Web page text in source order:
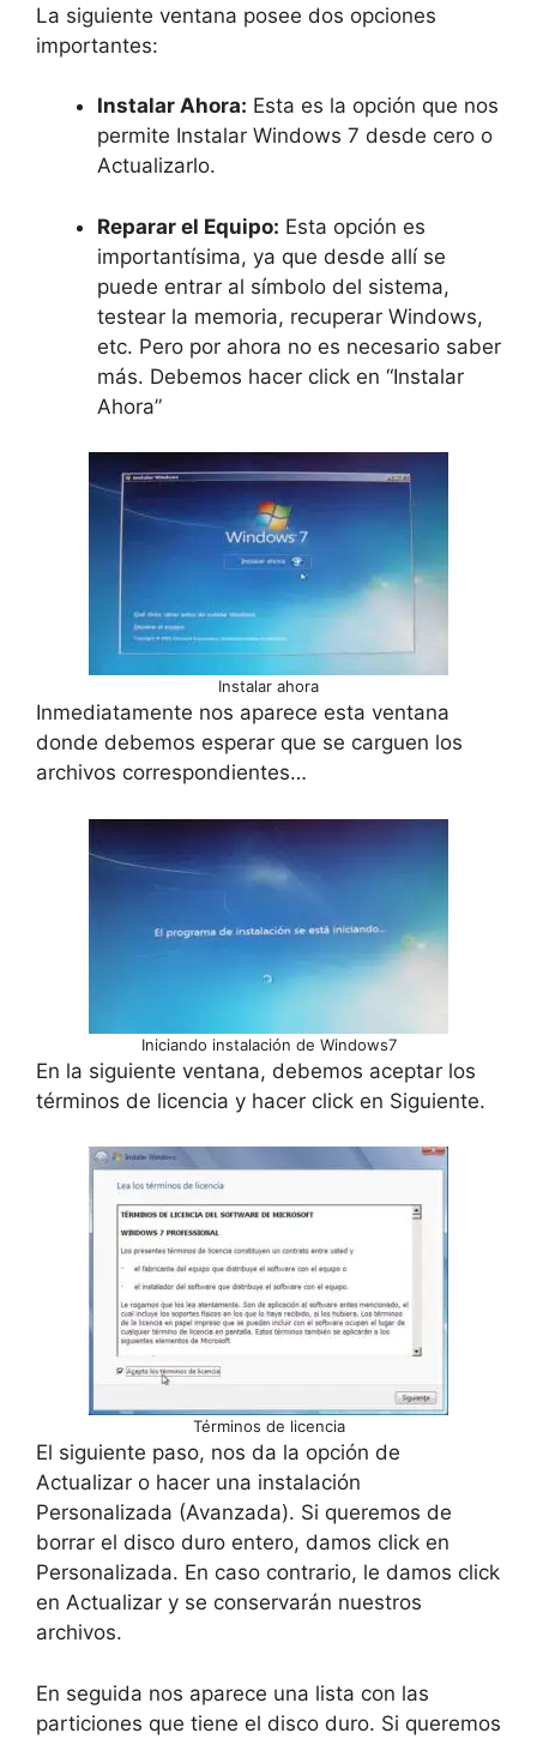
La siguiente ventana posee dos opciones
importantes:
Instalar Ahora: Esta es la opción que nos
permite Instalar Windows 7 desde cero o
Actualizarlo.
Reparar el Equipo: Esta opción es
importantísima, ya que desde allí se
puede entrar al símbolo del sistema,
testear la memoria, recuperar Windows,
etc. Pero por ahora no es necesario saber
más. Debemos hacer click en “Instalar
Ahora”
Instalar ahora
Inmediatamente nos aparece esta ventana
donde debemos esperar que se carguen los
archivos correspondientes…
Iniciando instalación de Windows7
En la siguiente ventana, debemos aceptar los
términos de licencia y hacer click en Siguiente.
Términos de licencia
El siguiente paso, nos da la opción de
Actualizar o hacer una instalación
Personalizada (Avanzada). Si queremos de
borrar el disco duro entero, damos click en
Personalizada. En caso contrario, le damos click
en Actualizar y se conservarán nuestros
archivos.
En seguida nos aparece una lista con las
particiones que tiene el disco duro. Si queremos